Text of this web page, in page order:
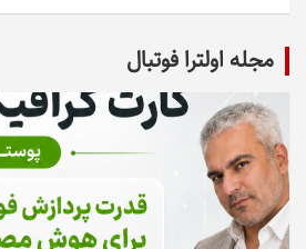
مجله اولترا فوتبال